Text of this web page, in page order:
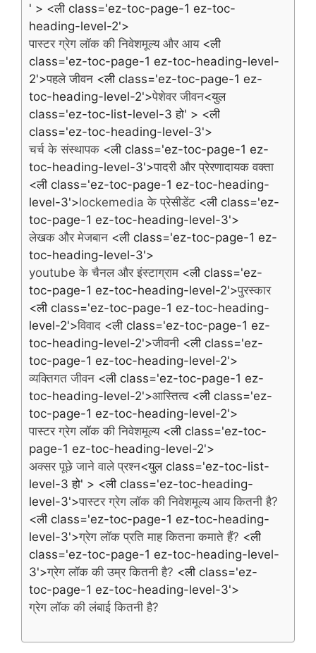
' > <ली class='ez-toc-page-1 ez-toc-
heading-level-2'>
पास्टर ग्रेग लॉक की निवेशमूल्य और आय<ली
class='ez-toc-page-1 ez-toc-heading-level-
2'>पहले जीवन <ली class='ez-toc-page-1 ez-
toc-heading-level-2'>पेशेवर जीवन<युल
class='ez-toc-list-level-3 हो' > <ली
class='ez-toc-heading-level-3'>
चर्च के संस्थापक <ली class='ez-toc-page-1 ez-
toc-heading-level-3'>पादरी और प्रेरणादायक वक्ता
<ली class='ez-toc-page-1 ez-toc-heading-
level-3'>lockemedia के प्रेसीडेंट <ली class='ez-
toc-page-1 ez-toc-heading-level-3'>
लेखक और मेजबान <ली class='ez-toc-page-1 ez-
toc-heading-level-3'>
youtube के चैनल और इंस्टाग्राम <ली class='ez-
toc-page-1 ez-toc-heading-level-2'>पुरस्कार
<ली class='ez-toc-page-1 ez-toc-heading-
level-2'>विवाद <ली class='ez-toc-page-1 ez-
toc-heading-level-2'>जीवनी <ली class='ez-
toc-page-1 ez-toc-heading-level-2'>
व्यक्तिगत जीवन <ली class='ez-toc-page-1 ez-
toc-heading-level-2'>आस्तित्व<ली class='ez-
toc-page-1 ez-toc-heading-level-2'>
पास्टर ग्रेग लॉक की निवेशमूल्य<ली class='ez-toc-
page-1 ez-toc-heading-level-2'>
अक्सर पूछे जाने वाले प्रश्न<युल class='ez-toc-list-
level-3 हो' > <ली class='ez-toc-heading-
level-3'>पास्टर ग्रेग लॉक की निवेशमूल्य आय कितनी है?
<ली class='ez-toc-page-1 ez-toc-heading-
level-3'>ग्रेग लॉक प्रति माह कितना कमाते हैं? <ली
class='ez-toc-page-1 ez-toc-heading-level-
3'>ग्रेग लॉक की उम्र कितनी है? <ली class='ez-
toc-page-1 ez-toc-heading-level-3'>
ग्रेग लॉक की लंबाई कितनी है?